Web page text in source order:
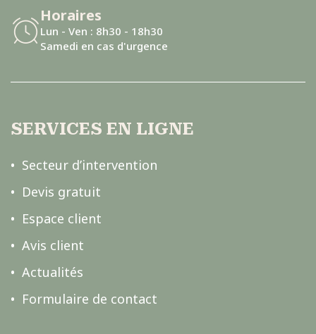
Horaires
Lun - Ven : 8h30 - 18h30
Samedi en cas d'urgence
SERVICES EN LIGNE
Secteur d’intervention
Devis gratuit
Espace client
Avis client
Actualités
Formulaire de contact